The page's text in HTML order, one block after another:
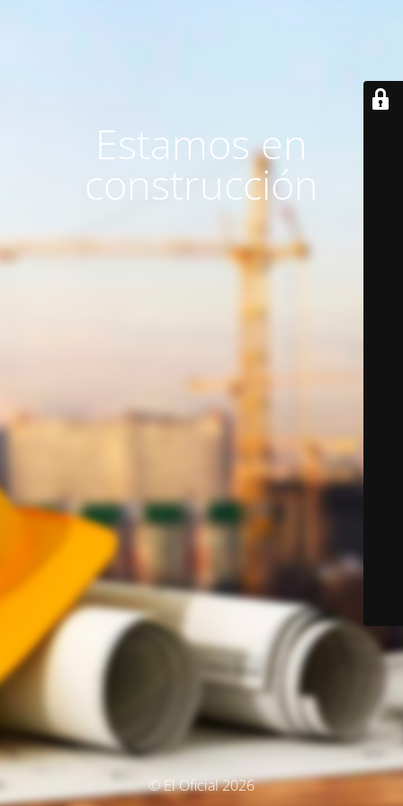
Estamos en
construcción
© El Oficial 2026